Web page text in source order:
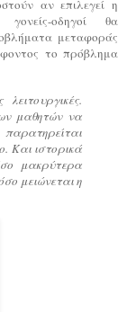
αν επιλεγεί η
οδηγοί θα
μεταφοράς
το πρόβλημα
μαθητών να
παρατηρείται
Και ιστορικά
μακρύτερα
μειώνεται η